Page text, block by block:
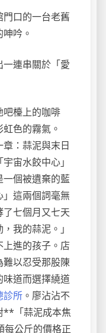
口的一台老舊
吟。
連串關於「愛
吧檯上的咖啡
色的霧氣。
章：蒜泥與末日
宙水餃中心」
個被遺棄的藍
這兩個詞毫無
七個月又七天
我的蒜泥。」
進的孩子。店
難以忍受那股陳
道而選擇繞道
診所 。廖沾沾不
**「蒜泥成本焦
公斤的價格正